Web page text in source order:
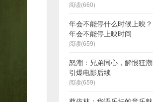
阅读(660)
年会不能停什么时候上映？
年会不能停上映时间
阅读(659)
怒潮：兄弟同心，解恨狂潮
引爆电影后续
阅读(659)